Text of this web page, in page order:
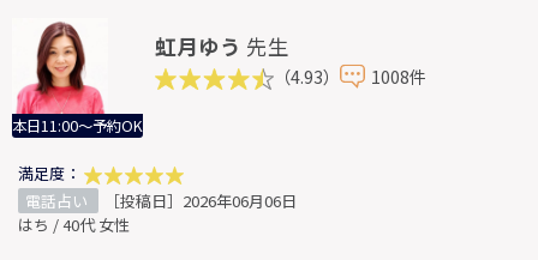
本日11:00～予約OK
虹月ゆう 先生
（4.93） 1008件
満足度：
電話占い
［投稿日］2026年06月06日
はち / 40代 女性